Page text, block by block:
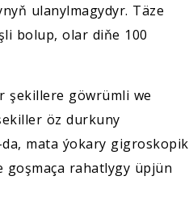
ulanylmagydyr. Täze
bolup, olar diňe 100
şekillere göwrümli we
öz durkuny
mata ýokary gigroskopik
rahatlygy üpjün